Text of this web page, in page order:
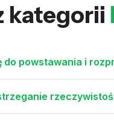
kategorii
do powstawania i